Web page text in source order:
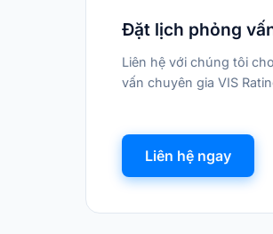
Đặt lịch phỏng
Liên hệ với chúng tôi
vấn chuyên gia VIS
Liên hệ ngay